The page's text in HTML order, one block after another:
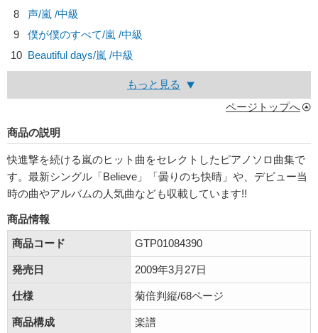
8
声/嵐 /中級
9
僕が僕のすべて/嵐 /中級
10 Beautiful days/嵐 /中級
もっと見る
ページトップへ
商品の説明
快進撃を続ける嵐のヒット曲をセレクトしたピアノソロ曲集で
す。最新シングル「Believe」「曇りのち快晴」や、デビュー当
時の曲やアルバムの人気曲なども収載しています!!
商品情報
商品コード
GTP01084390
発売日 2009年3月27日
仕様 菊倍判縦/68ページ
商品構成 楽譜